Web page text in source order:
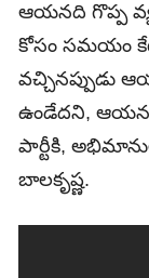
ఆయనది గొప్ప
కోసం సమయం
వచ్చినప్పుడు
ఉండేదని, ఆయన
పార్టీకి,
బాలకృష్ణ.